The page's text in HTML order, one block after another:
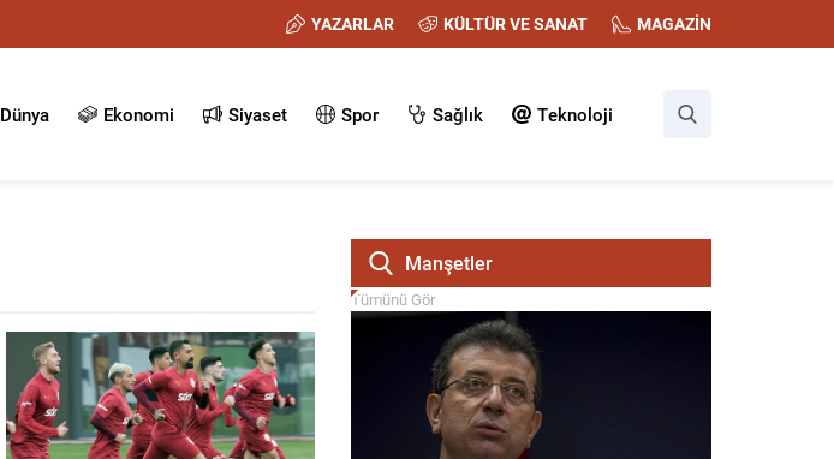
YAZARLAR KÜLTÜR VE SANAT MAGAZİN
Dünya Ekonomi Siyaset Spor Sağlık Teknoloji
Manşetler
Tümünü Gör